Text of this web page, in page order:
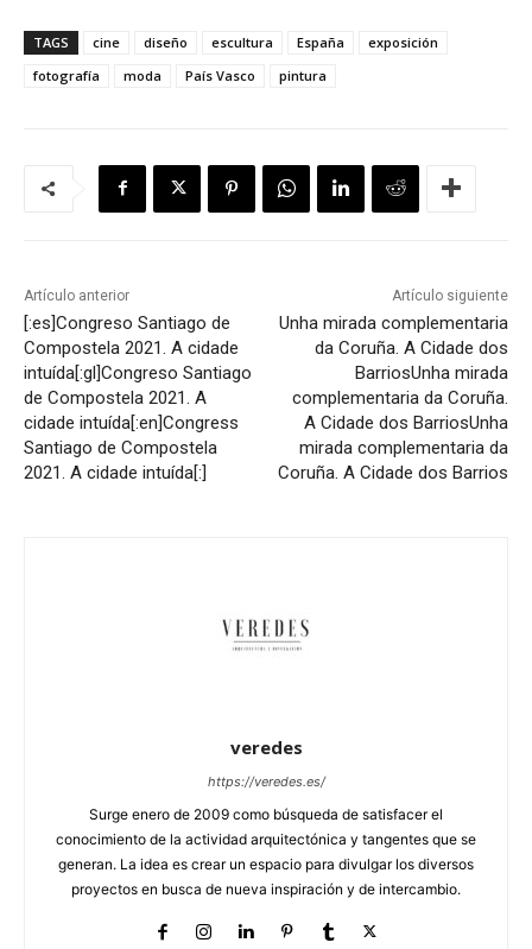
TAGS cine diseño escultura España
exposición
fotografía
moda País Vasco pintura
Artículo anterior
[:es]Congreso Santiago de
Compostela 2021. A cidade
intuída[:gl]Congreso Santiago
de Compostela 2021. A
cidade intuída[:en]Congress
Santiago de Compostela
2021. A cidade intuída[:]
Artículo siguiente
Unha mirada complementaria
da Coruña. A Cidade dos
BarriosUnha mirada
complementaria da Coruña.
A Cidade dos BarriosUnha
mirada complementaria da
Coruña. A Cidade dos Barrios
veredes
https://veredes.es/
Surge enero de 2009 como búsqueda de satisfacer el
conocimiento de la actividad arquitectónica y tangentes que se
generan. La idea es crear un espacio para divulgar los diversos
proyectos en busca de nueva inspiración y de intercambio.